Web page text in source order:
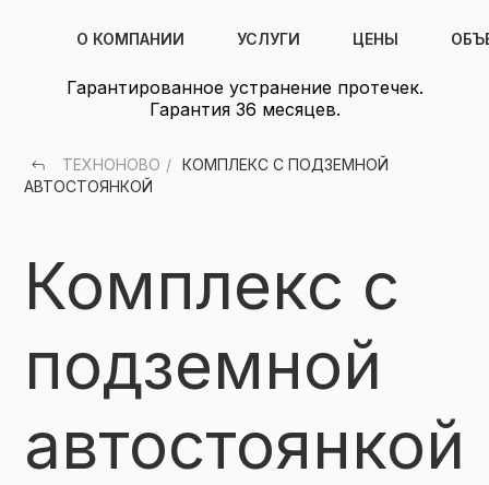
О КОМПАНИИ УСЛУГИ ЦЕНЫ
Гарантированное устранение протечек.
Гарантия 36 месяцев.
ТЕХНОНОВО /
КОМПЛЕКС С ПОДЗЕМНОЙ
АВТОСТОЯНКОЙ
Комплекс с
подземной
автостоянкой